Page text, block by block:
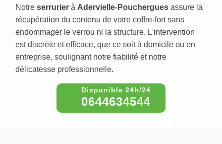
Notre serrurier à Adervielle-Pouchergues assure la
récupération du contenu de votre coffre-fort sans
endommager le verrou ni la structure. L'intervention
est discrète et efficace, que ce soit à domicile ou en
entreprise, soulignant notre fiabilité et notre
délicatesse professionnelle.
0644634544